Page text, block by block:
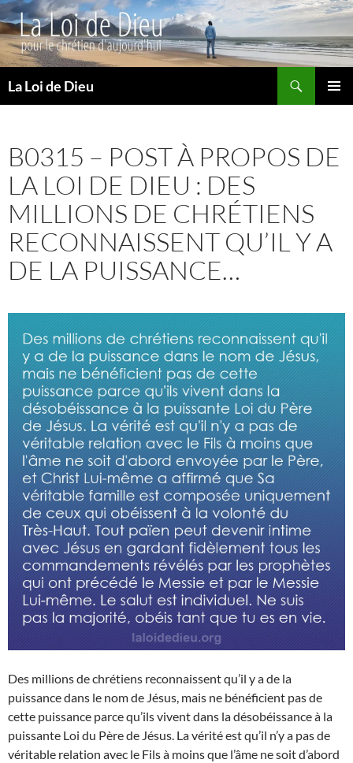
La Loi de Dieu
B0315 – POST À PROPOS DE
LA LOI DE DIEU : DES
MILLIONS DE CHRÉTIENS
RECONNAISSENT QU’IL Y A
DE LA PUISSANCE…
Des millions de chrétiens reconnaissent qu’il y a de la
puissance dans le nom de Jésus, mais ne bénéficient pas de
cette puissance parce qu’ils vivent dans la désobéissance à la
puissante Loi du Père de Jésus. La vérité est qu’il n’y a pas de
véritable relation avec le Fils à moins que l’âme ne soit d’abord